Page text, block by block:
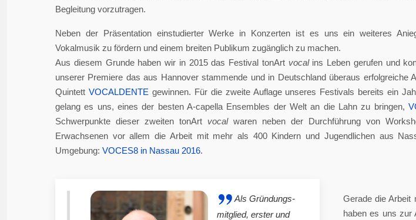
Begleitung vorzutragen.
Neben der Präsentation einstudierter Werke in Konzerten ist es uns ein weiteres
Vokalmusik zu fördern und einem breiten Publikum zugänglich zu machen.
Aus diesem Grunde haben wir in 2015 das Festival tonArt vocal ins Leben gerufen und
unserer Premiere das aus Hannover stammende und in Deutschland überaus erfolgreiche
Quintett VOCALDENTE gewinnen. Für die zweite Auflage unseres Festivals bereits ein
gelang es uns, eines der besten A-capella Ensembles der Welt an die Lahn zu bringen,
Schwerpunkte dieser zweiten tonArt vocalwaren neben der Durchführung von
Erwachsenen vor allem die Arbeit mit mehr als 400 Kindern und Jugendlichen aus
Umgebung: VOCES8 in Nassau 2016.
Als Gründungs-
mitglied, erster und
Gerade die Arbeit
haben es uns zur